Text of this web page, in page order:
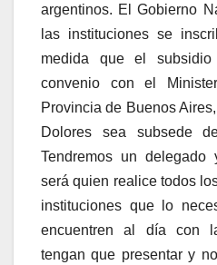
argentinos. El Gobierno
las instituciones se
medida que el
convenio con el
Provincia de Buenos
Dolores sea subsede
Tendremos un
será quien realice todos
instituciones que lo
encuentren al día con
tengan que presentar y